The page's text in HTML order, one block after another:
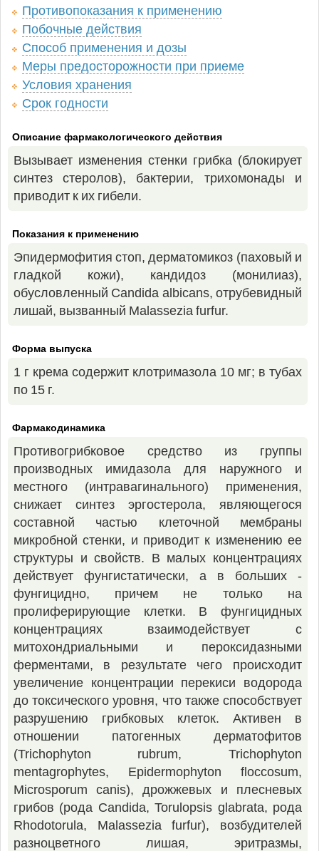
Противопоказания к применению
Побочные действия
Способ применения и дозы
Меры предосторожности при приеме
Условия хранения
Срок годности
Описание фармакологического действия
Вызывает изменения стенки грибка (блокирует
синтез стеролов), бактерии, трихомонады и
приводит к их гибели.
Показания к применению
Эпидермофития стоп, дерматомикоз (паховый и
гладкой кожи), кандидоз (монилиаз),
обусловленный Candida albicans, отрубевидный
лишай, вызванный Malassezia furfur.
Форма выпуска
1 г крема содержит клотримазола 10 мг; в тубах
по 15 г.
Фармакодинамика
Противогрибковое средство из группы
производных имидазола для наружного и
местного (интравагинального) применения,
снижает синтез эргостерола, являющегося
составной частью клеточной мембраны
микробной стенки, и приводит к изменению ее
структуры и свойств. В малых концентрациях
действует фунгистатически, а в больших -
фунгицидно, причем не только на
пролиферирующие клетки. В фунгицидных
концентрациях взаимодействует с
митохондриальными и пероксидазными
ферментами, в результате чего происходит
увеличение концентрации перекиси водорода
до токсического уровня, что также способствует
разрушению грибковых клеток. Активен в
отношении патогенных дерматофитов
(Trichophyton rubrum, Trichophyton
mentagrophytes, Epidermophyton floccosum,
Microsporum canis), дрожжевых и плесневых
грибов (рода Candida, Torulopsis glabrata, рода
Rhodotorula, Malassezia furfur), возбудителей
разноцветного лишая, эритразмы,